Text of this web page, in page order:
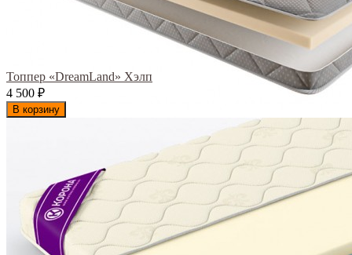
Топпер «DreamLand» Хэлп
4 500 ₽
В корзину